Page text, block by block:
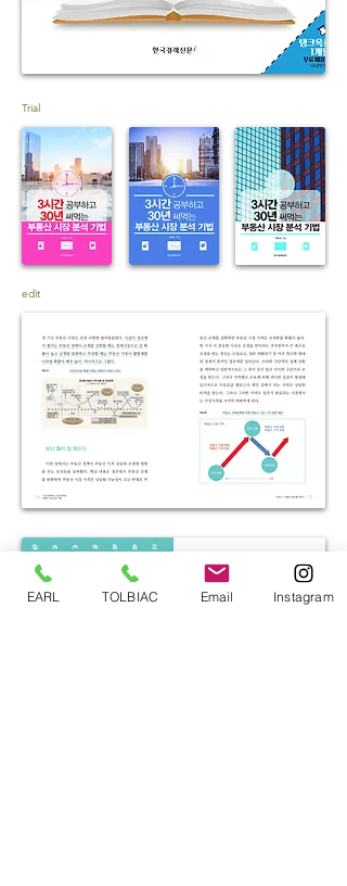
Trial
edit
EARL TOLBIAC Email Instagram